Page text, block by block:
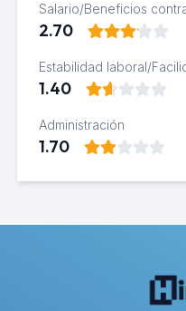
Salario/Beneficios
2.70
Estabilidad laboral/
1.40
Administración
1.70